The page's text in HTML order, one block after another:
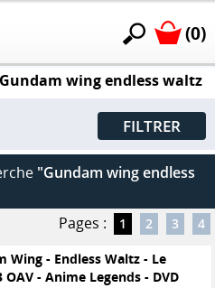
(0)
Gundam wing endless waltz
FILTRER
"Gundam wing endless
Pages :
1 2 3 4
Wing - Endless Waltz - Le
OAV - Anime Legends - DVD